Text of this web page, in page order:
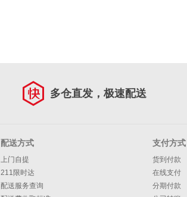
多仓直发，极速配送
配送方式
上门自提
211限时达
配送服务查询
支付方式
货到付款
在线支付
分期付款